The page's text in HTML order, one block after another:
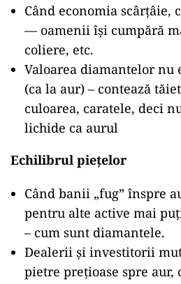
Când economia scârțâie,
— oamenii își cumpără
coliere, etc.
Valoarea diamantelor nu
(ca la aur) – contează
culoarea, caratele, deci
lichide ca aurul
Echilibrul pieţelor
Când banii „fug” înspre
pentru alte active mai
– cum sunt diamantele.
Dealerii și investitorii
pietre prețioase spre aur,